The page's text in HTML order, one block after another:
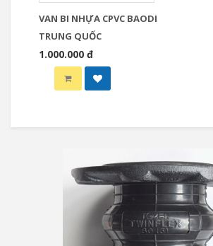
VAN BI NHỰA CPVC BAODI
TRUNG QUỐC
1.000.000 đ